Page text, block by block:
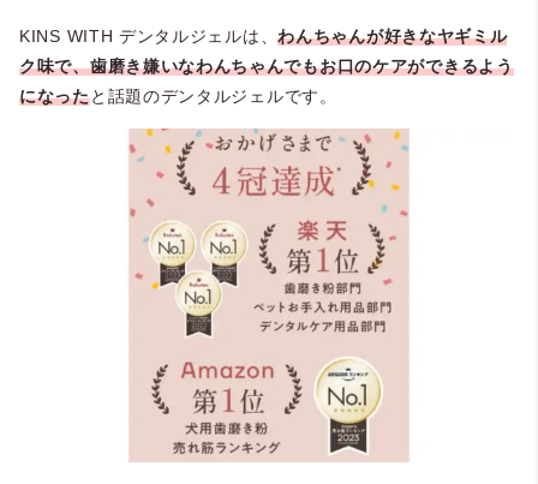
KINS WITH デンタルジェルは、わんちゃんが好きなヤギミル
ク味で、歯磨き嫌いなわんちゃんでもお口のケアができるよう
になったと話題のデンタルジェルです。